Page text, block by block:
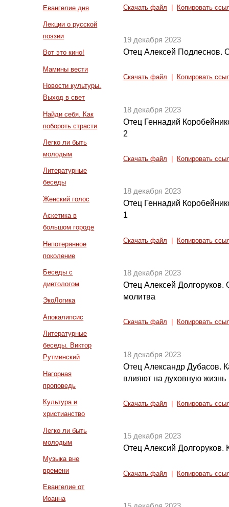
Евангелие дня
Лекции о русской
поэзии
Вот это кино!
Мамины вести
Новости культуры.
Выход в свет
Найди себя. Как
побороть страсти
Легко ли быть
молодым
Литературные
беседы
Женский голос
Аскетика в
большом городе
Непотерянное
поколение
Беседы с
диетологом
ЭкоЛогика
Апокалипсис
Литературные
беседы. Виктор
Рутминский
Нагорная
проповедь
Культура и
христианство
Легко ли быть
молодым
Музыка вне
времени
Евангелие от
Иоанна
Скачать файл Копировать
19 декабря 2023
Отец Алексей Подлеснов.
Скачать файл Копировать
18 декабря 2023
Отец Геннадий
2
Скачать файл Копировать
18 декабря 2023
Отец Геннадий
1
Скачать файл Копировать
18 декабря 2023
Отец Алексей Долгоруков.
молитва
Скачать файл Копировать
18 декабря 2023
Отец Александр Дубасов.
влияют на духовную жизнь
Скачать файл Копировать
15 декабря 2023
Отец Алексий Долгоруков.
Скачать файл Копировать